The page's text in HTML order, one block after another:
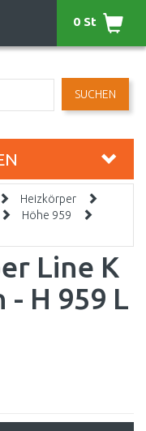
SUCHEN
0 St
Heizkörper
Höhe 959
Line K
H 959 L